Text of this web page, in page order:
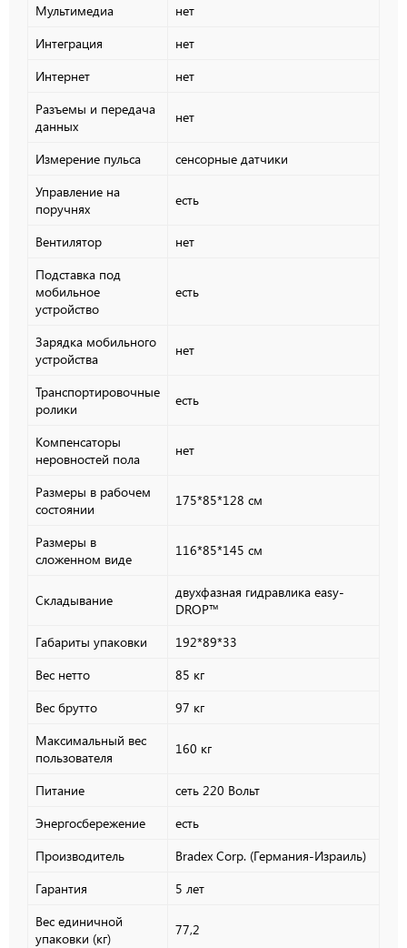
Мультимедиа
нет
Интеграция
нет
Интернет
нет
Разъемы и передача
данных
нет
Измерение пульса
сенсорные датчики
Управление на
поручнях
есть
Вентилятор
нет
Подставка под
мобильное
устройство
есть
Зарядка мобильного
устройства
нет
Транспортировочные
ролики
есть
Компенсаторы
неровностей пола
нет
Размеры в рабочем
состоянии
175*85*128 см
Размеры в
сложенном виде
116*85*145 см
Складывание
двухфазная гидравлика easy-
DROP™
Габариты упаковки
192*89*33
Вес нетто
85 кг
Вес брутто
97 кг
Максимальный вес
пользователя
160 кг
Питание
сеть 220 Вольт
Энергосбережение
есть
Производитель
Bradex Corp. (Германия-Израиль)
Гарантия
5 лет
Вес единичной
упаковки (кг)
77,2